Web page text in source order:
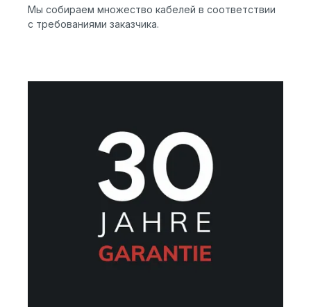
Мы собираем множество кабелей в соответствии
с требованиями заказчика.